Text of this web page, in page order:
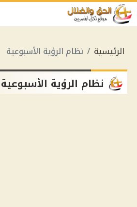
الرئيسية نظام الرؤية الأسبوعية
نظام الرؤية الأسبوعية